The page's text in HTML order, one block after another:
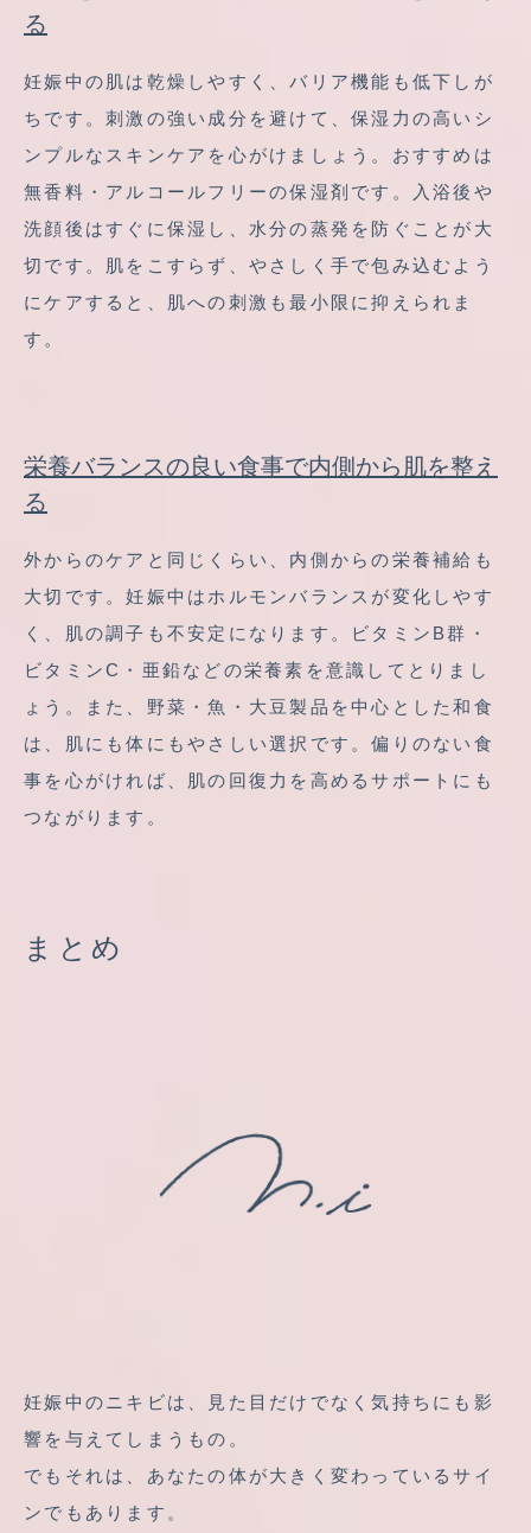
る
妊娠中の肌は乾燥しやすく、バリア機能も低下しが
ちです。刺激の強い成分を避けて、保湿力の高いシ
ンプルなスキンケアを心がけましょう。おすすめは
無香料・アルコールフリーの保湿剤です。入浴後や
洗顔後はすぐに保湿し、水分の蒸発を防ぐことが大
切です。肌をこすらず、やさしく手で包み込むよう
にケアすると、肌への刺激も最小限に抑えられま
す。
栄養バランスの良い食事で内側から肌を整え
る
外からのケアと同じくらい、内側からの栄養補給も
大切です。妊娠中はホルモンバランスが変化しやす
く、肌の調子も不安定になります。ビタミンB群・
ビタミンC・亜鉛などの栄養素を意識してとりまし
ょう。また、野菜・魚・大豆製品を中心とした和食
は、肌にも体にもやさしい選択です。偏りのない食
事を心がければ、肌の回復力を高めるサポートにも
つながります。
まとめ
妊娠中のニキビは、見た目だけでなく気持ちにも影
響を与えてしまうもの。
でもそれは、あなたの体が大きく変わっているサイ
ンでもあります。